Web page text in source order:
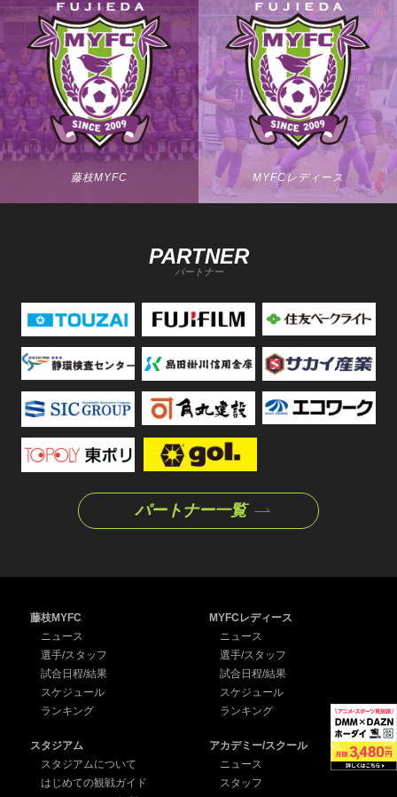
藤枝MYFC MYFCレディース
PARTNER
パートナー
パートナー一覧
藤枝MYFC
ニュース
選手/スタッフ
試合日程/結果
スケジュール
ランキング
MYFCレディース
ニュース
選手/スタッフ
試合日程/結果
スケジュール
ランキング
スタジアム
スタジアムについて
はじめての観戦ガイド
アカデミー/スクール
ニュース
スタッフ